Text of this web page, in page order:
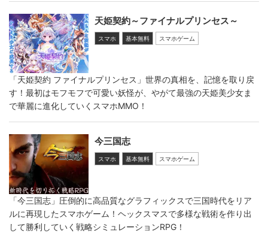
天姫契約～ファイナルプリンセス～
スマホ 基本無料 スマホゲーム
「天姫契約 ファイナルプリンセス」世界の真相を、記憶を取り戻
す！最初はモフモフで可愛い妖怪が、やがて最強の天姫美少女ま
で華麗に進化していくスマホMMO！
今三国志
スマホ 基本無料 スマホゲーム
「今三国志」圧倒的に高品質なグラフィックスで三国時代をリア
ルに再現したスマホゲーム！ヘックスマスで多様な戦術を作り出
して勝利していく戦略シミュレーションRPG！